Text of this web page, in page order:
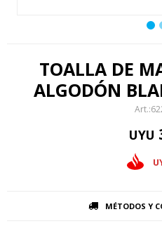
TOALLA DE
ALGODÓN
UYU
MÉTODOS Y